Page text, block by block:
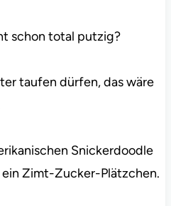
schon total putzig?
taufen dürfen, das wäre
Snickerdoodle
ein Zimt-Zucker-Plätzchen.